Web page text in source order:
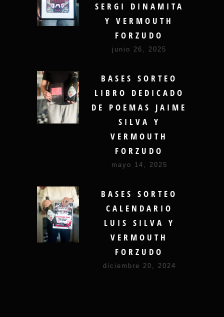
SERGI DINAMITA
Y VERMOUTH
FORZUDO
junio 26, 2025
BASES SORTEO
LIBRO DEDICADO
DE POEMAS JAIME
SILVA Y
VERMOUTH
FORZUDO
mayo 14, 2025
BASES SORTEO
CALENDARIO
LUIS SILVA Y
VERMOUTH
FORZUDO
diciembre 20, 2024